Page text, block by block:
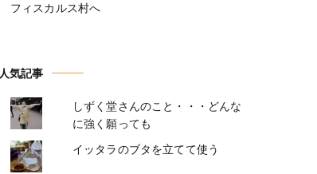
フィスカルス村へ
人気記事
しずく堂さんのこと・・・どんな
に強く願っても
イッタラのブタを立てて使う